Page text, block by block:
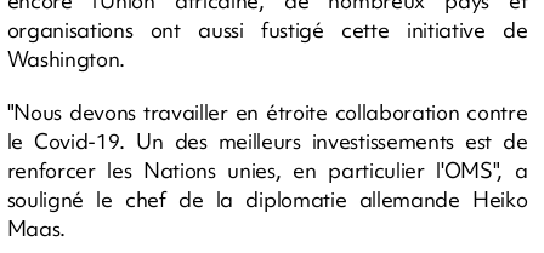
organisations ont aussi fustigé cette initiative de
Washington.
"Nous devons travailler en étroite collaboration contre
le Covid-19. Un des meilleurs investissements est de
renforcer les Nations unies, en particulier l'OMS", a
souligné le chef de la diplomatie allemande Heiko
Maas.